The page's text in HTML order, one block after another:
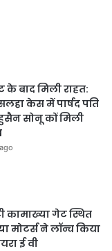
के बाद मिली राहत:
केस में पार्षद पति
सोनू कों मिली
कामाख्या गेट स्थित
मोटर्स ने लॉन्च किया
ई वी